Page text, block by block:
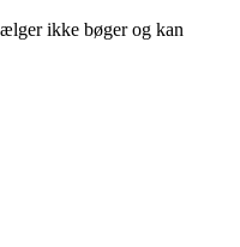
ikke bøger og kan